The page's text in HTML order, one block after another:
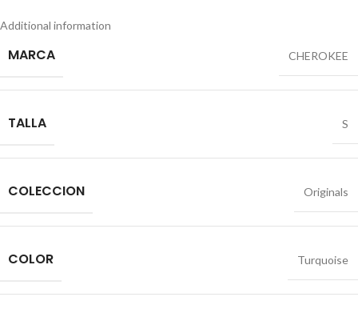
Additional information
MARCA CHEROKEE
TALLA S
COLECCION Originals
COLOR Turquoise